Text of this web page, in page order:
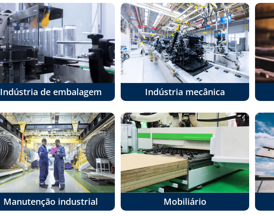
Indústria de embalagem Indústria mecânica
Manutenção industrial Mobiliário